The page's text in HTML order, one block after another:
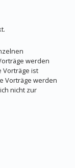
werden
Vorträge ist
Vorträge werden
nicht zur